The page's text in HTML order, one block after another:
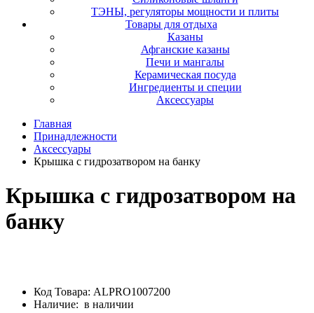
ТЭНЫ, регуляторы мощности и плиты
Товары для отдыха
Казаны
Афганские казаны
Печи и мангалы
Керамическая посуда
Ингредиенты и специи
Аксессуары
Главная
Принадлежности
Аксессуары
Крышка с гидрозатвором на банку
Крышка с гидрозатвором на
банку
Код Товара: ALPRO1007200
Наличие: в наличии